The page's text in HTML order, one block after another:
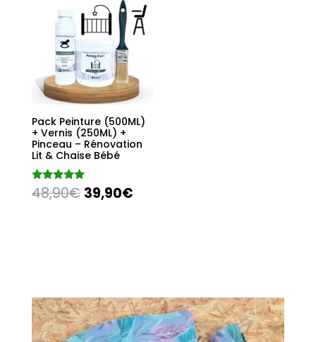
Pack Peinture (500ML)
+ Vernis (250ML) +
Pinceau – Rénovation
Lit & Chaise Bébé
Note
4.87
48,90€ 39,90€